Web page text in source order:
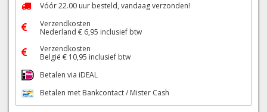
Vóór22.00 uur besteld, vandaag verzonden!
Verzendkosten
Nederland € 6,95 inclusief btw
Verzendkosten
België € 10,95 inclusief btw
Betalen via iDEAL
Betalen met Bankcontact / Mister Cash